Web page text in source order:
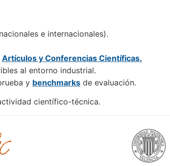
e internacionales).
Artículos y Conferencias Científicas.
al entorno industrial.
y benchmarks de evaluación.
científico-técnica.